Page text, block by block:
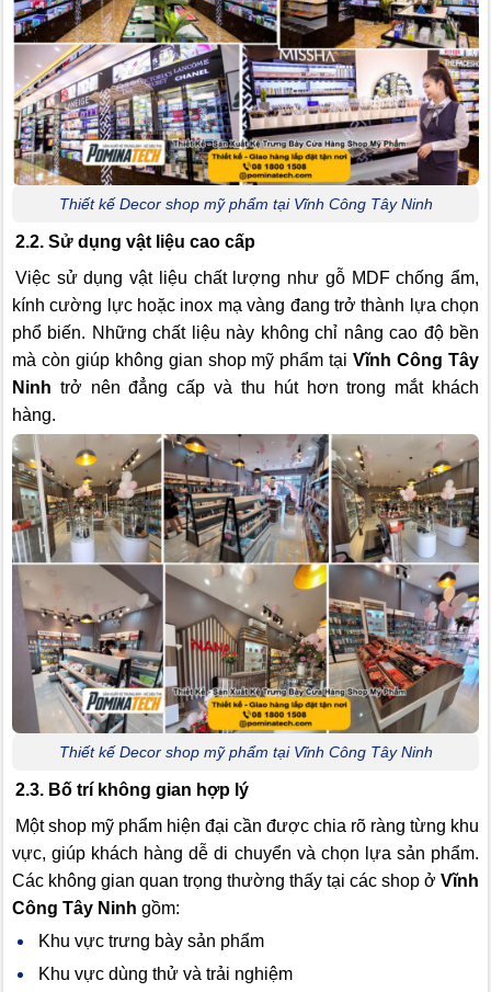
Thiết kế Decor shop mỹ phẩm tại Vĩnh Công Tây Ninh
2.2. Sử dụng vật liệu cao cấp
Việc sử dụng vật liệu chất lượng như gỗ MDF chống ẩm,
kính cường lực hoặc inox mạ vàng đang trở thành lựa chọn
phổ biến. Những chất liệu này không chỉ nâng cao độ bền
mà còn giúp không gian shop mỹ phẩm tạiVĩnh Công Tây
Ninh trở nên đẳng cấp và thu hút hơn trong mắt khách
hàng.
Thiết kế Decor shop mỹ phẩm tại Vĩnh Công Tây Ninh
2.3. Bố trí không gian hợp lý
Một shop mỹ phẩm hiện đại cần được chia rõ ràng từng khu
vực, giúp khách hàng dễ di chuyển và chọn lựa sản phẩm.
Các không gian quan trọng thường thấy tại các shop ở Vĩnh
Công Tây Ninh gồm:
Khu vực trưng bày sản phẩm
Khu vực dùng thử và trải nghiệm